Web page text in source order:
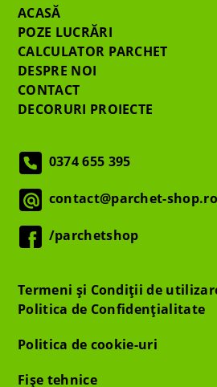
ACASĂ
POZE LUCRĂRI
CALCULATOR PARCHET
DESPRE NOI
CONTACT
DECORURI PROIECTE
0374 655 395
contact@parchet-shop.ro
/parchetshop
Termeni și Condiții de
Politica de Confidențialitate
Politica de cookie-uri
Fișe tehnice